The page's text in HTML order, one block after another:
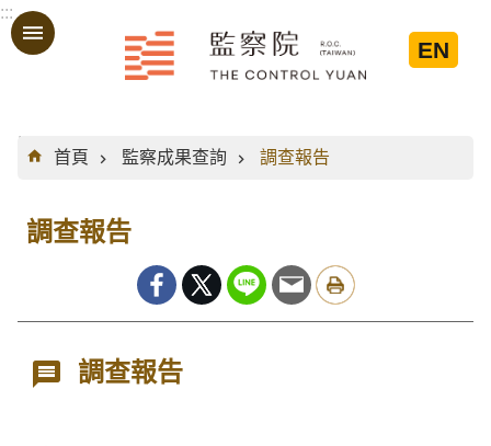
跳到主要內容區塊
:::
EN
:::
首頁
監察成果查詢 調查報告
調查報告
調查報告